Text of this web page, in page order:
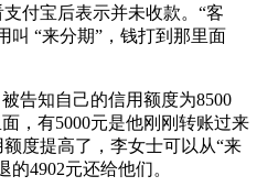
宝后表示并未收款。“客
叫 “来分期”，钱打到那里面
知自己的信用额度为8500
，有5000元是他刚刚转账过来
度提高了，李女士可以从“来
的4902元还给他们。